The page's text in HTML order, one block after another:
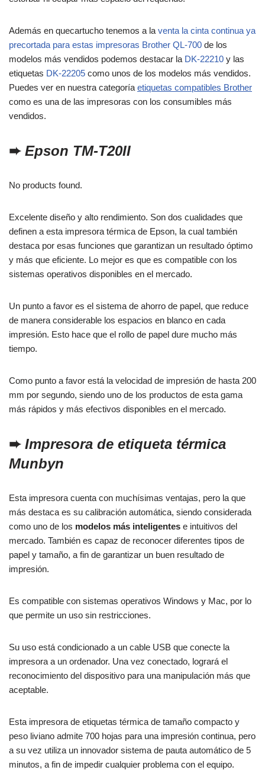
Además en quecartucho tenemos a la venta la cinta continua ya
precortada para estas impresoras Brother QL-700 de los
modelos más vendidos podemos destacar la DK-22210 y las
etiquetas DK-22205 como unos de los modelos más vendidos.
Puedes ver en nuestra categoría etiquetas compatibles Brother
como es una de las impresoras con los consumibles más
vendidos.
➨ Epson TM-T20II
No products found.
Excelente diseño y alto rendimiento. Son dos cualidades que
definen a esta impresora térmica de Epson, la cual también
destaca por esas funciones que garantizan un resultado óptimo
y más que eficiente. Lo mejor es que es compatible con los
sistemas operativos disponibles en el mercado.
Un punto a favor es el sistema de ahorro de papel, que reduce
de manera considerable los espacios en blanco en cada
impresión. Esto hace que el rollo de papel dure mucho más
tiempo.
Como punto a favor está la velocidad de impresión de hasta 200
mm por segundo, siendo uno de los productos de esta gama
más rápidos y más efectivos disponibles en el mercado.
➨ Impresora de etiqueta térmica
Munbyn
Esta impresora cuenta con muchísimas ventajas, pero la que
más destaca es su calibración automática, siendo considerada
como uno de los modelos más inteligentes e intuitivos del
mercado. También es capaz de reconocer diferentes tipos de
papel y tamaño, a fin de garantizar un buen resultado de
impresión.
Es compatible con sistemas operativos Windows y Mac, por lo
que permite un uso sin restricciones.
Su uso está condicionado a un cable USB que conecte la
impresora a un ordenador. Una vez conectado, logrará el
reconocimiento del dispositivo para una manipulación más que
aceptable.
Esta impresora de etiquetas térmica de tamaño compacto y
peso liviano admite 700 hojas para una impresión continua, pero
a su vez utiliza un innovador sistema de pauta automático de 5
minutos, a fin de impedir cualquier problema con el equipo.